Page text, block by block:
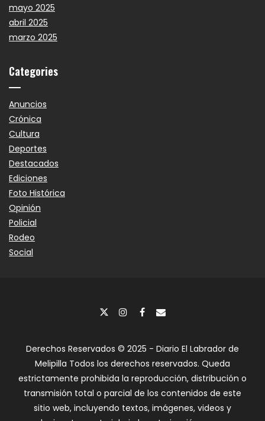
mayo 2025
abril 2025
marzo 2025
Categories
Anuncios
Crónica
Cultura
Deportes
Destacados
Ediciones
Foto Histórica
Opinión
Policial
Rodeo
Social
Derechos Reservados © 2025 - Diario El Labrador de
Melipilla Todos los derechos reservados. Queda
estrictamente prohibida la reproducción, distribución o
transmisión total o parcial de los contenidos de este
sitio web, incluyendo textos, imágenes, videos y